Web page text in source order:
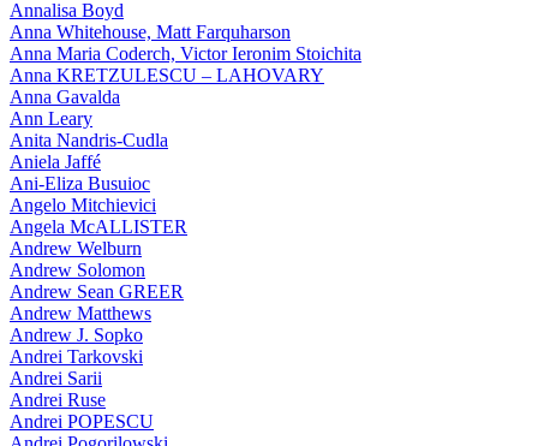
Annalisa Boyd
Anna Whitehouse, Matt Farquharson
Anna Maria Coderch, Victor Ieronim Stoichita
Anna KRETZULESCU – LAHOVARY
Anna Gavalda
Ann Leary
Anita Nandris-Cudla
Aniela Jaffé
Ani-Eliza Busuioc
Angelo Mitchievici
Angela McALLISTER
Andrew Welburn
Andrew Solomon
Andrew Sean GREER
Andrew Matthews
Andrew J. Sopko
Andrei Tarkovski
Andrei Sarii
Andrei Ruse
Andrei POPESCU